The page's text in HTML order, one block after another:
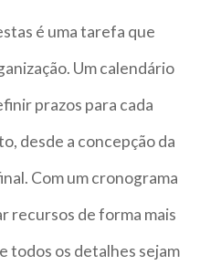
é uma tarefa que
Um calendário
prazos para cada
desde a concepção da
Com um cronograma
recursos de forma mais
todos os detalhes sejam